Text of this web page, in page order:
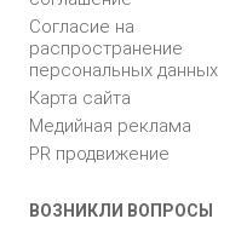
Согласие на
распространение
персональных данных
Карта сайта
Медийная реклама
PR продвижение
ВОЗНИКЛИ ВОПРОСЫ